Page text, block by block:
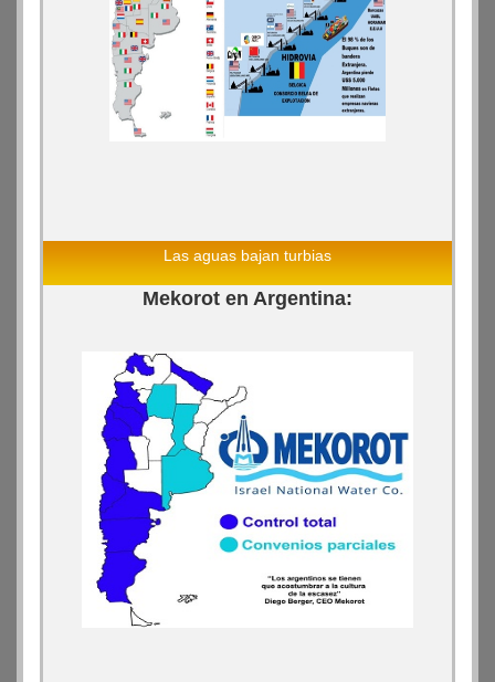
Las aguas bajan turbias
Mekorot en Argentina: